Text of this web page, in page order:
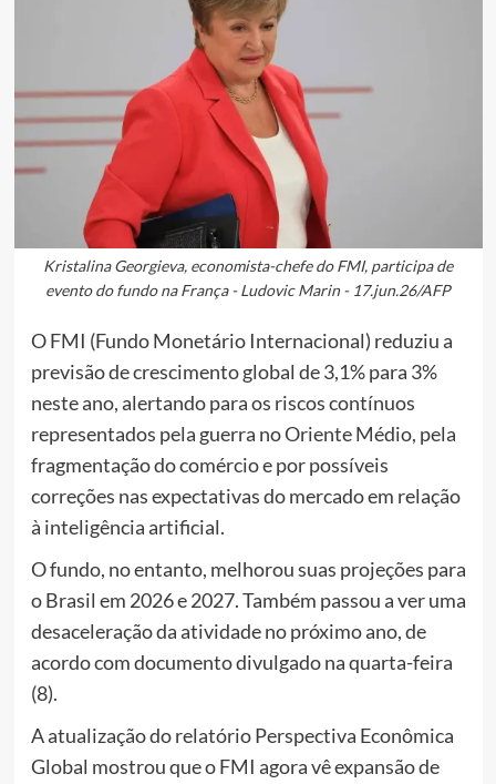
Kristalina Georgieva, economista-chefe do FMI, participa de
evento do fundo na França - Ludovic Marin - 17.jun.26/AFP
O FMI (Fundo Monetário Internacional) reduziu a
previsão de crescimento global de 3,1% para 3%
neste ano, alertando para os riscos contínuos
representados pela guerra no Oriente Médio, pela
fragmentação do comércio e por possíveis
correções nas expectativas do mercado em relação
à inteligência artificial.
O fundo, no entanto, melhorou suas projeções para
o Brasil em 2026 e 2027. Também passou a ver uma
desaceleração da atividade no próximo ano, de
acordo com documento divulgado na quarta-feira
(8).
A atualização do relatório Perspectiva Econômica
Global mostrou que o FMI agora vê expansão de